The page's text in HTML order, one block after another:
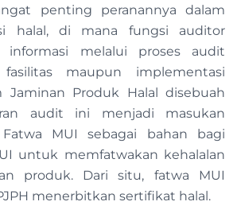
penting peranannya dalam
halal, di mana fungsi auditor
informasi melalui proses audit
maupun implementasi
Jaminan Produk Halal disebuah
audit ini menjadi masukan
MUI sebagai bahan bagi
untuk memfatwakan kehalalan
produk. Dari situ, fatwa MUI
menerbitkan sertifikat halal.